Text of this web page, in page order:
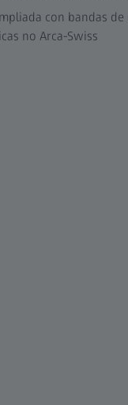
con bandas
no Arca-Swiss